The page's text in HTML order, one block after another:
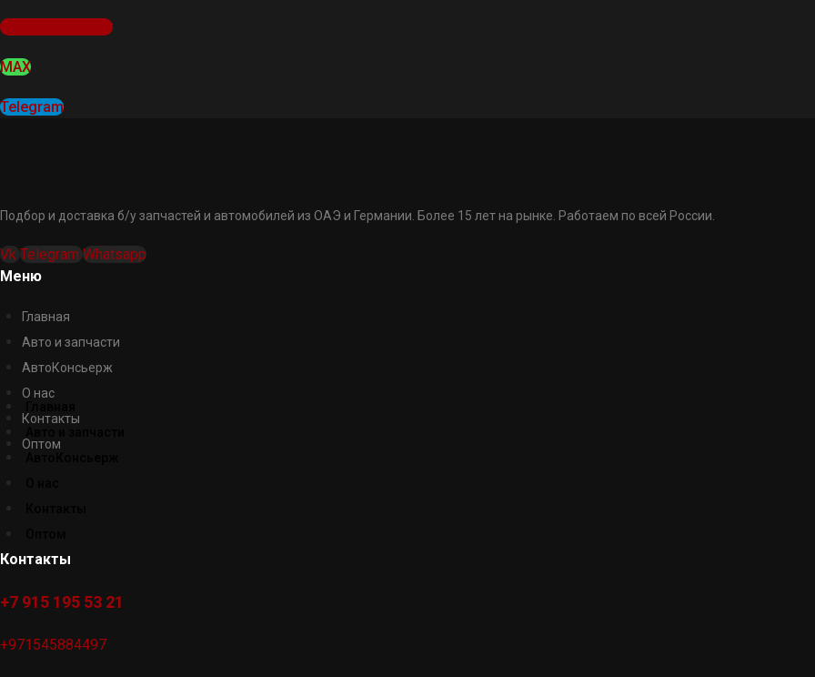
Оставить заявку
MAX
Telegram
Подбор и доставка б/у запчастей и автомобилей из ОАЭ и Германии. Более 15 лет на рынке. Работаем по всей России.
Vk Telegram Whatsapp
Меню
Главная
Авто и запчасти
АвтоКонсьерж
О нас
Контакты
Оптом
Контакты
+7 915 195 53 21
+971545884497